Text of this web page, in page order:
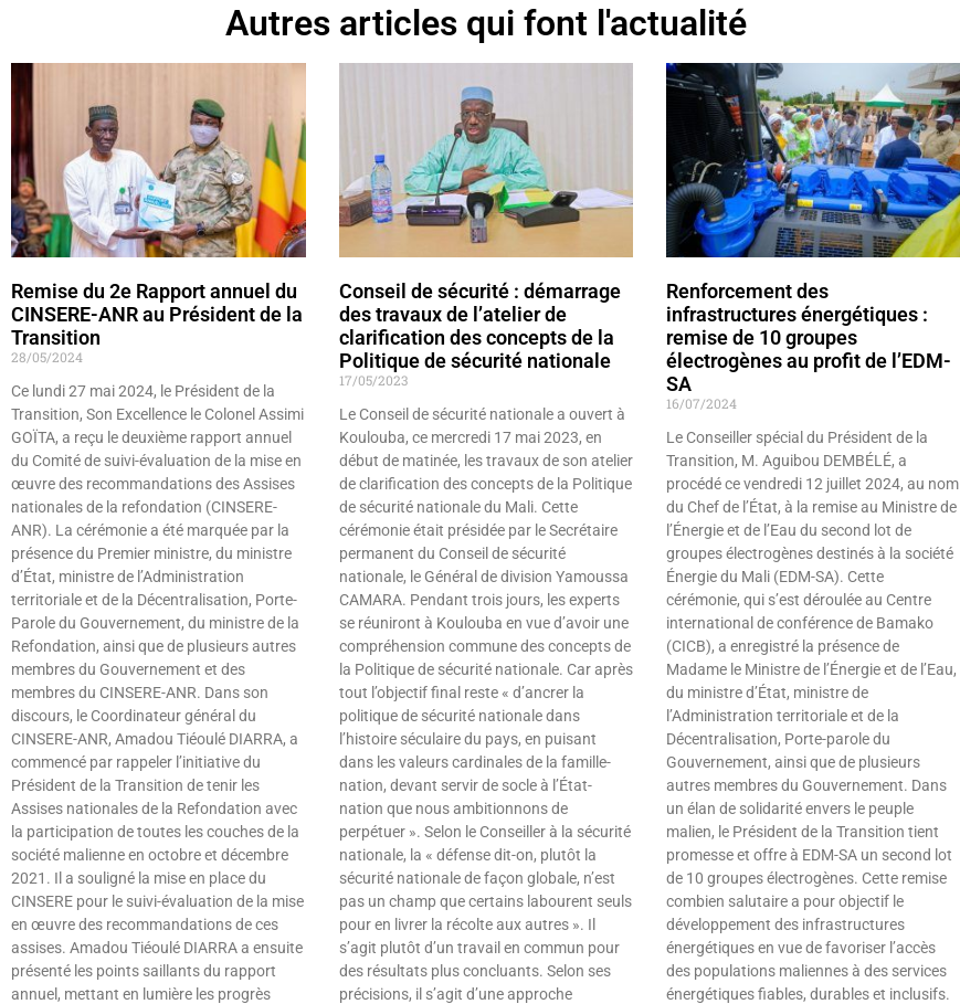
Autres articles qui font l'actualité
Remise du 2e Rapport annuel du
CINSERE-ANR au Président de la
Transition
28/05/2024
Ce lundi 27 mai 2024, le Président de la
Transition, Son Excellence le Colonel Assimi
GOÏTA, a reçu le deuxième rapport annuel
du Comité de suivi-évaluation de la mise en
œuvre des recommandations des Assises
nationales de la refondation (CINSERE-
ANR). La cérémonie a été marquée par la
présence du Premier ministre, du ministre
d’État, ministre de l’Administration
territoriale et de la Décentralisation, Porte-
Parole du Gouvernement, du ministre de la
Refondation, ainsi que de plusieurs autres
membres du Gouvernement et des
membres du CINSERE-ANR. Dans son
discours, le Coordinateur général du
CINSERE-ANR, Amadou Tiéoulé DIARRA, a
commencé par rappeler l’initiative du
Président de la Transition de tenir les
Assises nationales de la Refondation avec
la participation de toutes les couches de la
société malienne en octobre et décembre
2021. Il a souligné la mise en place du
CINSERE pour le suivi-évaluation de la mise
en œuvre des recommandations de ces
assises. Amadou Tiéoulé DIARRA a ensuite
présenté les points saillants du rapport
annuel, mettant en lumière les progrès
Conseil de sécurité : démarrage
des travaux de l’atelier de
clarification des concepts de la
Politique de sécurité nationale
17/05/2023
Le Conseil de sécurité nationale a ouvert à
Koulouba, ce mercredi 17 mai 2023, en
début de matinée, les travaux de son atelier
de clarification des concepts de la Politique
de sécurité nationale du Mali. Cette
cérémonie était présidée par le Secrétaire
permanent du Conseil de sécurité
nationale, le Général de division Yamoussa
CAMARA. Pendant trois jours, les experts
se réuniront à Koulouba en vue d’avoir une
compréhension commune des concepts de
la Politique de sécurité nationale. Car après
tout l’objectif final reste « d’ancrer la
politique de sécurité nationale dans
l’histoire séculaire du pays, en puisant
dans les valeurs cardinales de la famille-
nation, devant servir de socle à l’État-
nation que nous ambitionnons de
perpétuer ». Selon le Conseiller à la sécurité
nationale, la « défense dit-on, plutôt la
sécurité nationale de façon globale, n’est
pas un champ que certains labourent seuls
pour en livrer la récolte aux autres ». Il
s’agit plutôt d’un travail en commun pour
des résultats plus concluants. Selon ses
précisions, il s’agit d’une approche
Renforcement des
infrastructures énergétiques :
remise de 10 groupes
électrogènes au profit de l’EDM-
SA
16/07/2024
Le Conseiller spécial du Président de la
Transition, M. Aguibou DEMBÉLÉ, a
procédé ce vendredi 12 juillet 2024, au nom
du Chef de l’État, à la remise au Ministre de
l’Énergie et de l’Eau du second lot de
groupes électrogènes destinés à la société
Énergie du Mali (EDM-SA). Cette
cérémonie, qui s’est déroulée au Centre
international de conférence de Bamako
(CICB), a enregistré la présence de
Madame le Ministre de l’Énergie et de l’Eau,
du ministre d’État, ministre de
l’Administration territoriale et de la
Décentralisation, Porte-parole du
Gouvernement, ainsi que de plusieurs
autres membres du Gouvernement. Dans
un élan de solidarité envers le peuple
malien, le Président de la Transition tient
promesse et offre à EDM-SA un second lot
de 10 groupes électrogènes. Cette remise
combien salutaire a pour objectif le
développement des infrastructures
énergétiques en vue de favoriser l’accès
des populations maliennes à des services
énergétiques fiables, durables et inclusifs.